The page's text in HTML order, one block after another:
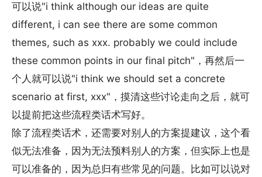
可以说"i think although our ideas are quite
different, i can see there are some common
themes, such as xxx. probably we could include
these common points in our final pitch"，再然后一
个人就可以说"i think we should set a concrete
scenario at first, xxx"，摸清这些讨论走向之后，就可
以提前把这些流程类话术写好。
除了流程类话术，还需要对别人的方案提建议，这个看
似无法准备，因为无法预料别人的方案，但实际上也是
可以准备的，因为总归有些常见的问题。比如可以说对